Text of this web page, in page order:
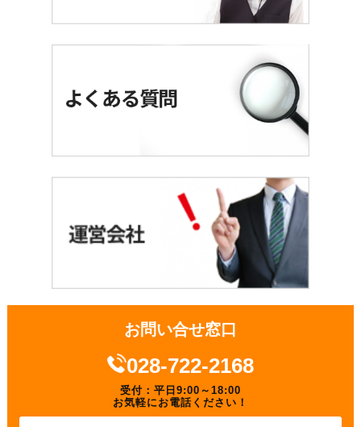
お問い合せ窓口
028-722-2168
受付：平日9:00～18:00
お気軽にお電話ください！